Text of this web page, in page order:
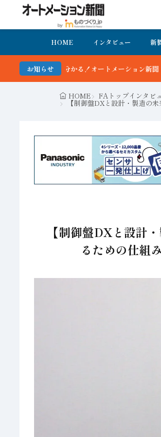
HOME インタビュー 新
お知らせ
ョン新聞 最新号＆バックナンバーを無料で公開
HOME FAトップインタビ
【制御盤DXと設計・製造の
【制御盤DXと設計
るための仕組